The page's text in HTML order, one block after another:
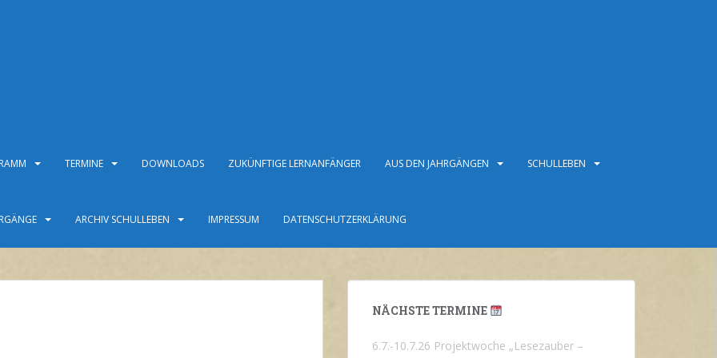
TERMINE DOWNLOADS ZUKÜNFTIGE LERNANFÄNGER AUS DEN JAHRGÄNGEN SCHULLEBEN
ARCHIV SCHULLEBEN IMPRESSUM DATENSCHUTZERKLÄRUNG
NÄCHSTE TERMINE
6.7.-10.7.26 Projektwoche „Lesezauber –